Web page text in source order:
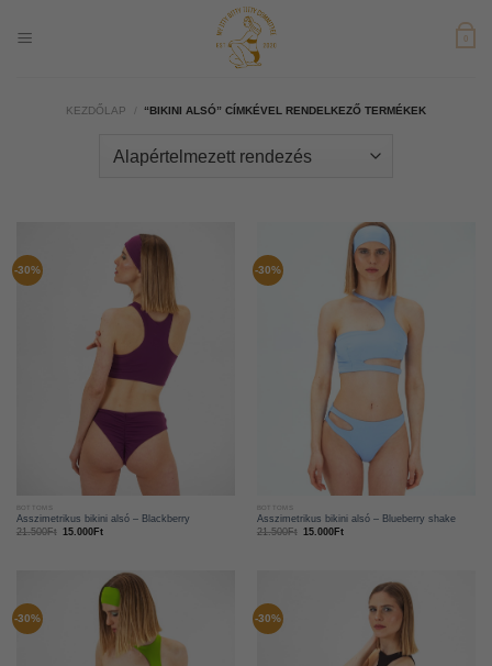
content
0
KEZDŐLAP “BIKINI ALSÓ” CÍMKÉVEL RENDELKEZŐ TERMÉKEK
-30%
Asszimetrikus bikini alsó – Blackberry
21.500Ft 15.000 Ft
-30%
Asszimetrikus bikini alsó – Blueberry shake
21.500Ft 15.000 Ft
-30% -30%